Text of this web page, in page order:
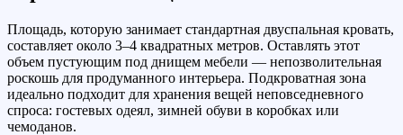
Площадь, которую занимает стандартная двуспальная кровать,
составляет около 3–4 квадратных метров. Оставлять этот
объем пустующим под днищем мебели — непозволительная
роскошь для продуманного интерьера. Подкроватная зона
идеально подходит для хранения вещей неповседневного
спроса: гостевых одеял, зимней обуви в коробках или
чемоданов.